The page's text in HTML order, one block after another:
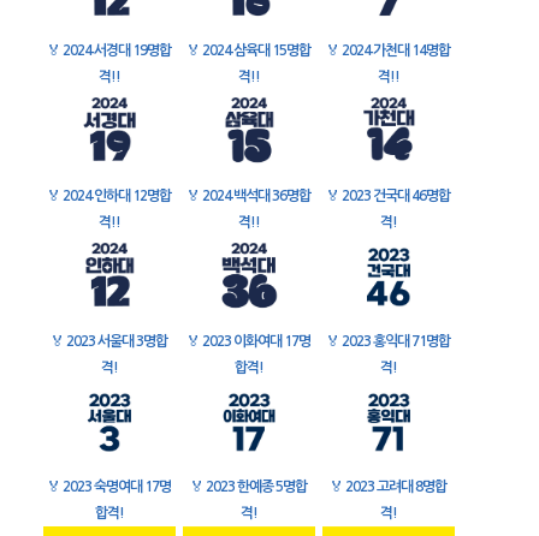
🏅 2024 서경대 19명합
격!!
🏅 2024 삼육대 15명합
격!!
🏅 2024 가천대 14명합
격!!
🏅 2024 인하대 12명합
격!!
🏅 2024 백석대 36명합
격!!
🏅 2023 건국대 46명합
격!
🏅 2023 서울대 3명합
격!
🏅 2023 이화여대 17명
합격!
🏅 2023 홍익대 71명합
격!
🏅 2023 숙명여대 17명
합격!
🏅 2023 한예종 5명합
격!
🏅 2023 고려대 8명합
격!